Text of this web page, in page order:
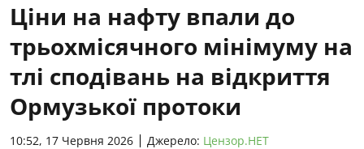
Ціни на нафту впали до
трьохмісячного мінімуму на
тлі сподівань на відкриття
Ормузької протоки
10:52, 17 Червня 2026 Джерело: Цензор.НЕТ